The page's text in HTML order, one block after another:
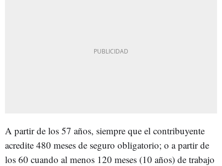
A partir de los 57 años, siempre que el contribuyente
acredite 480 meses de seguro obligatorio; o a partir de
los 60 cuando al menos 120 meses (10 años) de trabajo